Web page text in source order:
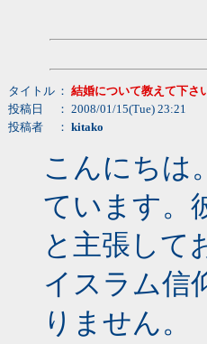
タイトル ： 結婚について教えて下さ
投稿日
： 2008/01/15(Tue) 23:21
投稿者
： kitako
こんにちは
ています。
と主張して
イスラム信
りません。